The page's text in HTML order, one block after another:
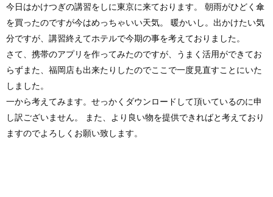
今日はかけつぎの講習をしに東京に来ております。 朝雨がひどく傘
を買ったのですが今はめっちゃいい天気。 暖かいし。出かけたい気
分ですが、講習終えてホテルで今期の事を考えておりました。
さて、携帯のアプリを作ってみたのですが、うまく活用ができてお
らずまた、福岡店も出来たりしたのでここで一度見直すことにいた
しました。
一から考えてみます。せっかくダウンロードして頂いているのに申
し訳ございません。 また、より良い物を提供できればと考えており
ますのでよろしくお願い致します。